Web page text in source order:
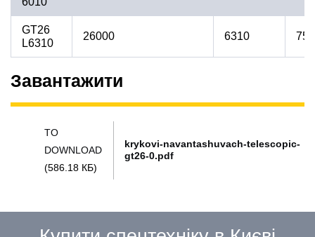
GT26
L6310
26000 6310
Завантажити
TO
DOWNLOAD
(586.18 КБ)
krykovi-navantashuvach-telescopic-
gt26-0.pdf